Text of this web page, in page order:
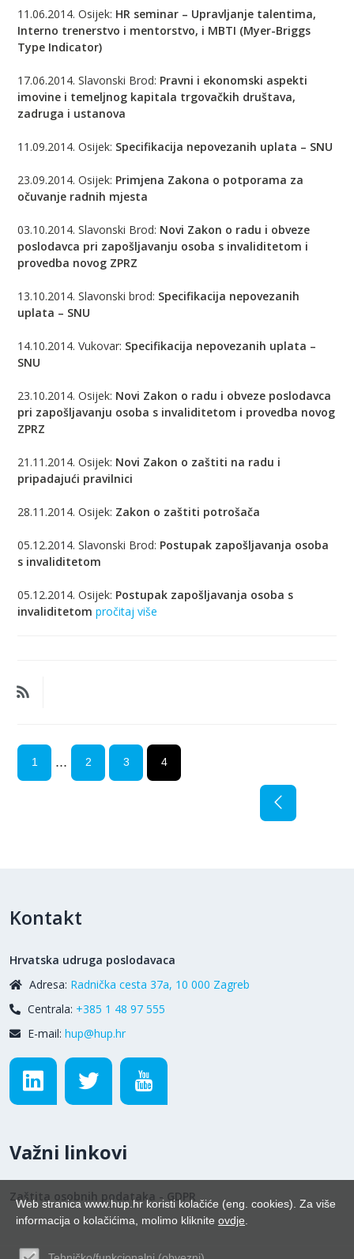
11.06.2014. Osijek: HR seminar – Upravljanje talentima,
Interno trenerstvo i mentorstvo, i MBTI (Myer-Briggs
Type Indicator)
17.06.2014. Slavonski Brod: Pravni i ekonomski aspekti
imovine i temeljnog kapitala trgovačkih društava,
zadruga i ustanova
11.09.2014. Osijek: Specifikacija nepovezanih uplata – SNU
23.09.2014. Osijek: Primjena Zakona o potporama za
očuvanje radnih mjesta
03.10.2014. Slavonski Brod: Novi Zakon o radu i obveze
poslodavca pri zapošljavanju osoba s invaliditetom i
provedba novog ZPRZ
13.10.2014. Slavonski brod: Specifikacija nepovezanih
uplata – SNU
14.10.2014. Vukovar: Specifikacija nepovezanih uplata –
SNU
23.10.2014. Osijek: Novi Zakon o radu i obveze poslodavca
pri zapošljavanju osoba s invaliditetom i provedba novog
ZPRZ
21.11.2014. Osijek: Novi Zakon o zaštiti na radu i
pripadajući pravilnici
28.11.2014. Osijek: Zakon o zaštiti potrošača
05.12.2014. Slavonski Brod: Postupak zapošljavanja osoba
s invaliditetom
05.12.2014. Osijek: Postupak zapošljavanja osoba s
invaliditetom pročitaj više
1 ... 2 3 4
Kontakt
Hrvatska udruga poslodavaca
Adresa: Radnička cesta 37a, 10 000 Zagreb
Centrala: +385 1 48 97 555
E-mail: hup@hup.hr
Važni linkovi
Zaštita osobnih podataka - GDPR
Web stranica www.hup.hr koristi kolačiće (eng. cookies). Za više
informacija o kolačićima, molimo kliknite ovdje